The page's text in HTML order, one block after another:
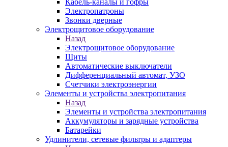
Кабель-каналы и гофры
Электропатроны
Звонки дверные
Электрощитовое оборудование
Назад
Электрощитовое оборудование
Щиты
Автоматические выключатели
Дифференциальный автомат, УЗО
Счетчики электроэнергии
Элементы и устройства электропитания
Назад
Элементы и устройства электропитания
Аккумуляторы и зарядные устройства
Батарейки
Удлинители, сетевые фильтры и адаптеры